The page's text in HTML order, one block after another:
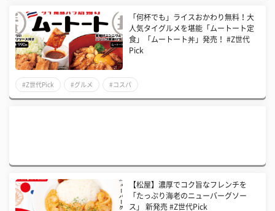
「何杯でも」ライスおかわり無料！大
人気タイグルメを堪能「ムートート定
食」「ムートート丼」発売！ #Z世代
Pick
#Z世代Pick #グルメ #コスパ
【松屋】濃厚でコク旨なフレンチを
「たっぷり海老のニューバーグソー
ス」 新発売 #Z世代Pick